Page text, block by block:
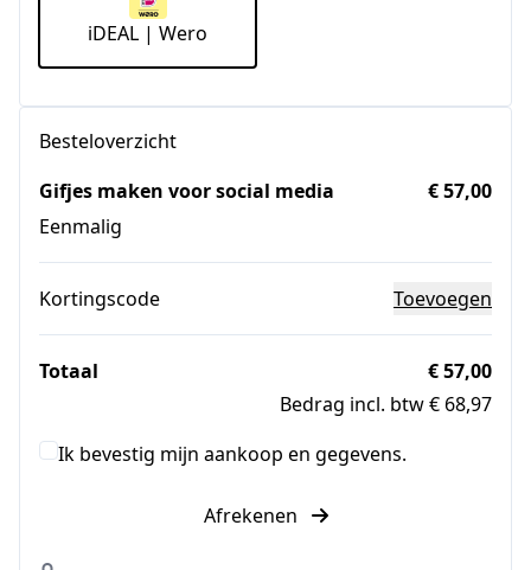
iDEAL | Wero
Besteloverzicht
Gifjes maken voor social media
Eenmalig
€ 57,00
Kortingscode Toevoegen
Totaal
€ 57,00
Bedrag incl. btw € 68,97
Ik bevestig mijn aankoop en gegevens.
Afrekenen